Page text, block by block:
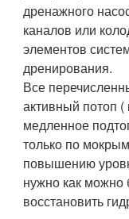
дренажного
каналов или
элементов
дренирования.
Все
активный потоп (
медленное
только по
повышению
нужно как можно
восстановить